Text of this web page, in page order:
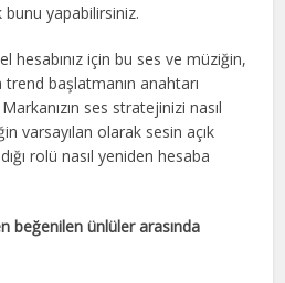
yapabilirsiniz.
hesabınız için bu ses ve müziğin,
başlatmanın anahtarı
ses stratejinizi nasıl
varsayılan olarak sesin açık
rolü nasıl yeniden hesaba
beğenilen ünlüler arasında